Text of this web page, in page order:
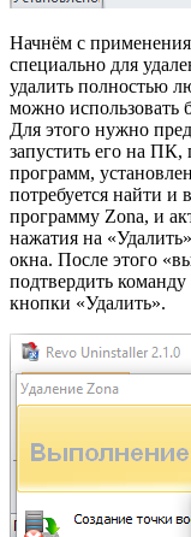
Начнём с
специально для
удалить полностью
можно использовать
Для этого нужно
запустить его на ПК,
программ,
потребуется найти
программу Zona, и
нажатия на
окна. После этого
подтвердить
кнопки «Удалить».